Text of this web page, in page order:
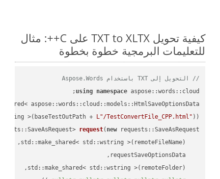
كيفية تحويل TXT to XLTX على C++: مثال
للتعليمات البرمجية خطوة بخطوة
// التحويل إلى TXT باستخدام Aspose.Words
using namespace aspose::words::cloud;
>(baseTestOutPath + L"/TestConvertFile_CPP.html" ));
request( new